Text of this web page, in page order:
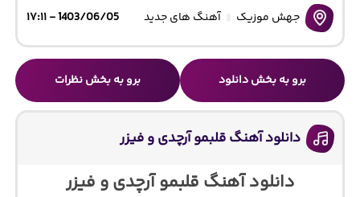
جهش موزیک آهنگ های جدید 1403/06/05 - ۱۷:۱۱
برو به بخش دانلود برو به بخش نظرات
دانلود آهنگ قلبمو آرچدی و فیزر
دانلود آهنگ قلبمو آرچدی و فیزر